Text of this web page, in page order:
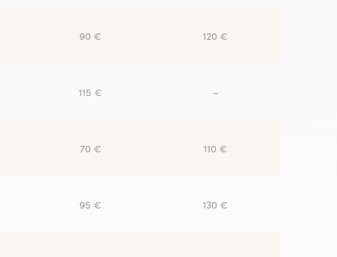
90 € 120 €
115 € –Non communiqué
70 € 110 €
95 € 130 €